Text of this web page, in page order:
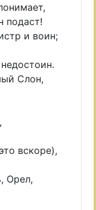
подаст!
и воин;
Слон,
вскоре),
Орел,